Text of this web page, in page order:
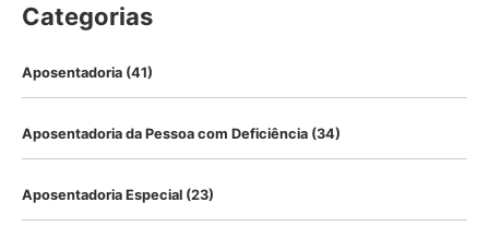
Categorias
Aposentadoria (41)
Aposentadoria da Pessoa com Deficiência (34)
Aposentadoria Especial (23)